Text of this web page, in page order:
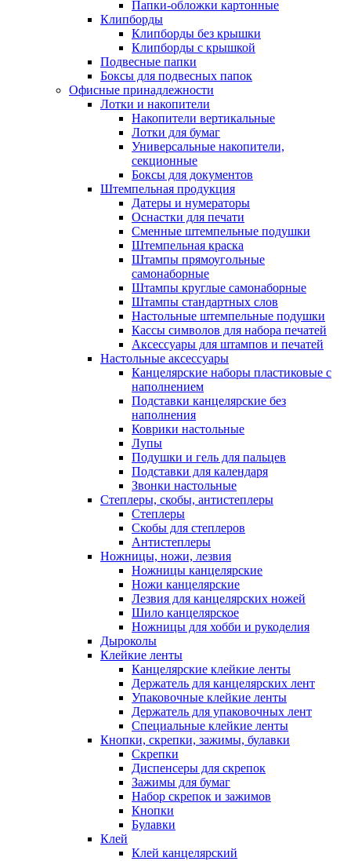
Папки-обложки картонные
Клипборды
Клипборды без крышки
Клипборды с крышкой
Подвесные папки
Боксы для подвесных папок
Офисные принадлежности
Лотки и накопители
Накопители вертикальные
Лотки для бумаг
Универсальные накопители,
секционные
Боксы для документов
Штемпельная продукция
Датеры и нумераторы
Оснастки для печати
Сменные штемпельные подушки
Штемпельная краска
Штампы прямоугольные
самонаборные
Штампы круглые самонаборные
Штампы стандартных слов
Настольные штемпельные подушки
Кассы символов для набора печатей
Аксессуары для штампов и печатей
Настольные аксессуары
Канцелярские наборы пластиковые с
наполнением
Подставки канцелярские без
наполнения
Коврики настольные
Лупы
Подушки и гель для пальцев
Подставки для календаря
Звонки настольные
Степлеры, скобы, антистеплеры
Степлеры
Скобы для степлеров
Антистеплеры
Ножницы, ножи, лезвия
Ножницы канцелярские
Ножи канцелярские
Лезвия для канцелярских ножей
Шило канцелярское
Ножницы для хобби и рукоделия
Дыроколы
Клейкие ленты
Канцелярские клейкие ленты
Держатель для канцелярских лент
Упаковочные клейкие ленты
Держатель для упаковочных лент
Специальные клейкие ленты
Кнопки, скрепки, зажимы, булавки
Скрепки
Диспенсеры для скрепок
Зажимы для бумаг
Набор скрепок и зажимов
Кнопки
Булавки
Клей
Клей канцелярский